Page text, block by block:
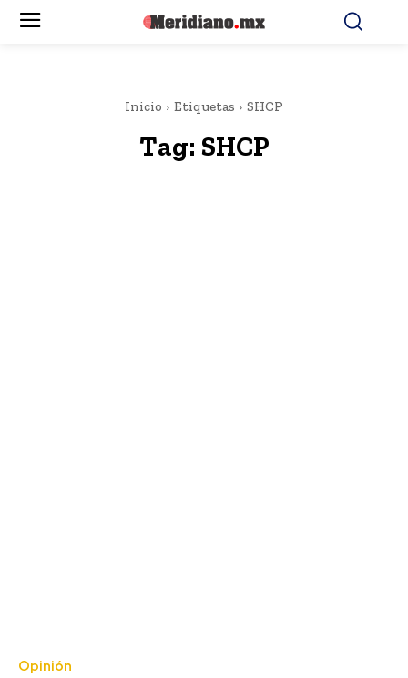
Inicio Etiquetas SHCP
Tag: SHCP
Opinión